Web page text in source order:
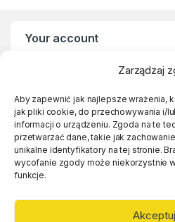
Zarządzaj
Aby zapewnić jak najlepsze wrażenia,
jak pliki cookie, do przechowywania i/
informacji o urządzeniu. Zgoda na te
przetwarzać dane, takie jak
unikalne identyfikatory na tej stronie.
wycofanie zgody może niekorzystnie
funkcje.
Your account
Links